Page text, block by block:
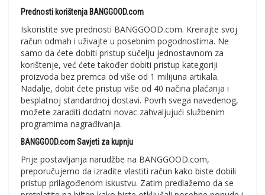
Prednosti korištenja BANGGOOD.com
Iskoristite sve prednosti BANGGOOD.com. Kreirajte svoj
račun odmah i uživajte u posebnim pogodnostima. Ne
samo da ćete dobiti pristup sučelju jednostavnom za
korištenje, već ćete također dobiti pristup kategoriji
proizvoda bez premca od više od 1 milijuna artikala.
Nadalje, dobit ćete pristup više od 40 načina plaćanja i
besplatnoj standardnoj dostavi. Povrh svega navedenog,
možete zaraditi dodatni novac zahvaljujući službenim
programima nagrađivanja.
BANGGOOD.com Savjeti za kupnju
Prije postavljanja narudžbe na BANGGOOD.com,
preporučujemo da izradite vlastiti račun kako biste dobili
pristup prilagođenom iskustvu. Zatim predlažemo da se